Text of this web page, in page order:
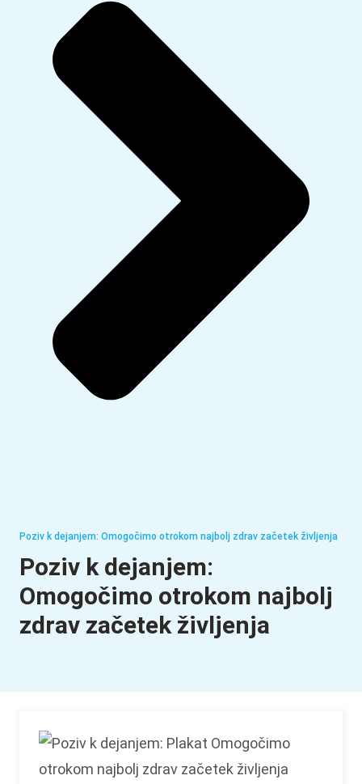
Poziv k dejanjem: Omogočimo otrokom najbolj zdrav začetek življenja
Poziv k dejanjem:
Omogočimo otrokom najbolj
zdrav začetek življenja